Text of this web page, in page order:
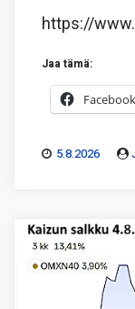
https://
Jaa tämä:
Facebook
5.8.2026